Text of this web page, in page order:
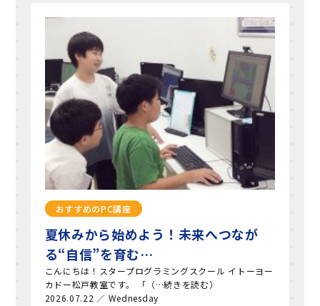
おすすめのPC講座
夏休みから始めよう！未来へつなが
る“自信”を育む…
こんにちは！スタープログラミングスクール イトーヨー
カドー松戸教室です。 「（…続きを読む）
2026.07.22 ／ Wednesday